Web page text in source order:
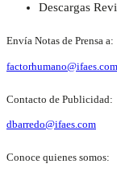
Descargas
Envía Notas de Prensa a:
factorhumano@ifaes.com
Contacto de Publicidad:
dbarredo@ifaes.com
Conoce quienes somos: